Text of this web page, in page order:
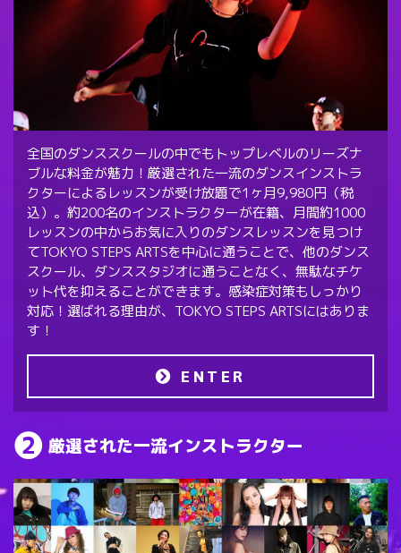
全国のダンススクールの中でもトップレベルのリーズナ
ブルな料金が魅力！厳選された一流のダンスインストラ
クターによるレッスンが受け放題で1ヶ月9,980円（税
込）。約200名のインストラクターが在籍、月間約1000
レッスンの中からお気に入りのダンスレッスンを見つけ
てTOKYO STEPS ARTSを中心に通うことで、他のダンス
スクール、ダンススタジオに通うことなく、無駄なチケ
ット代を抑えることができます。感染症対策もしっかり
対応！選ばれる理由が、TOKYO STEPS ARTSにはありま
す！
ENTER
厳選された一流インストラクター